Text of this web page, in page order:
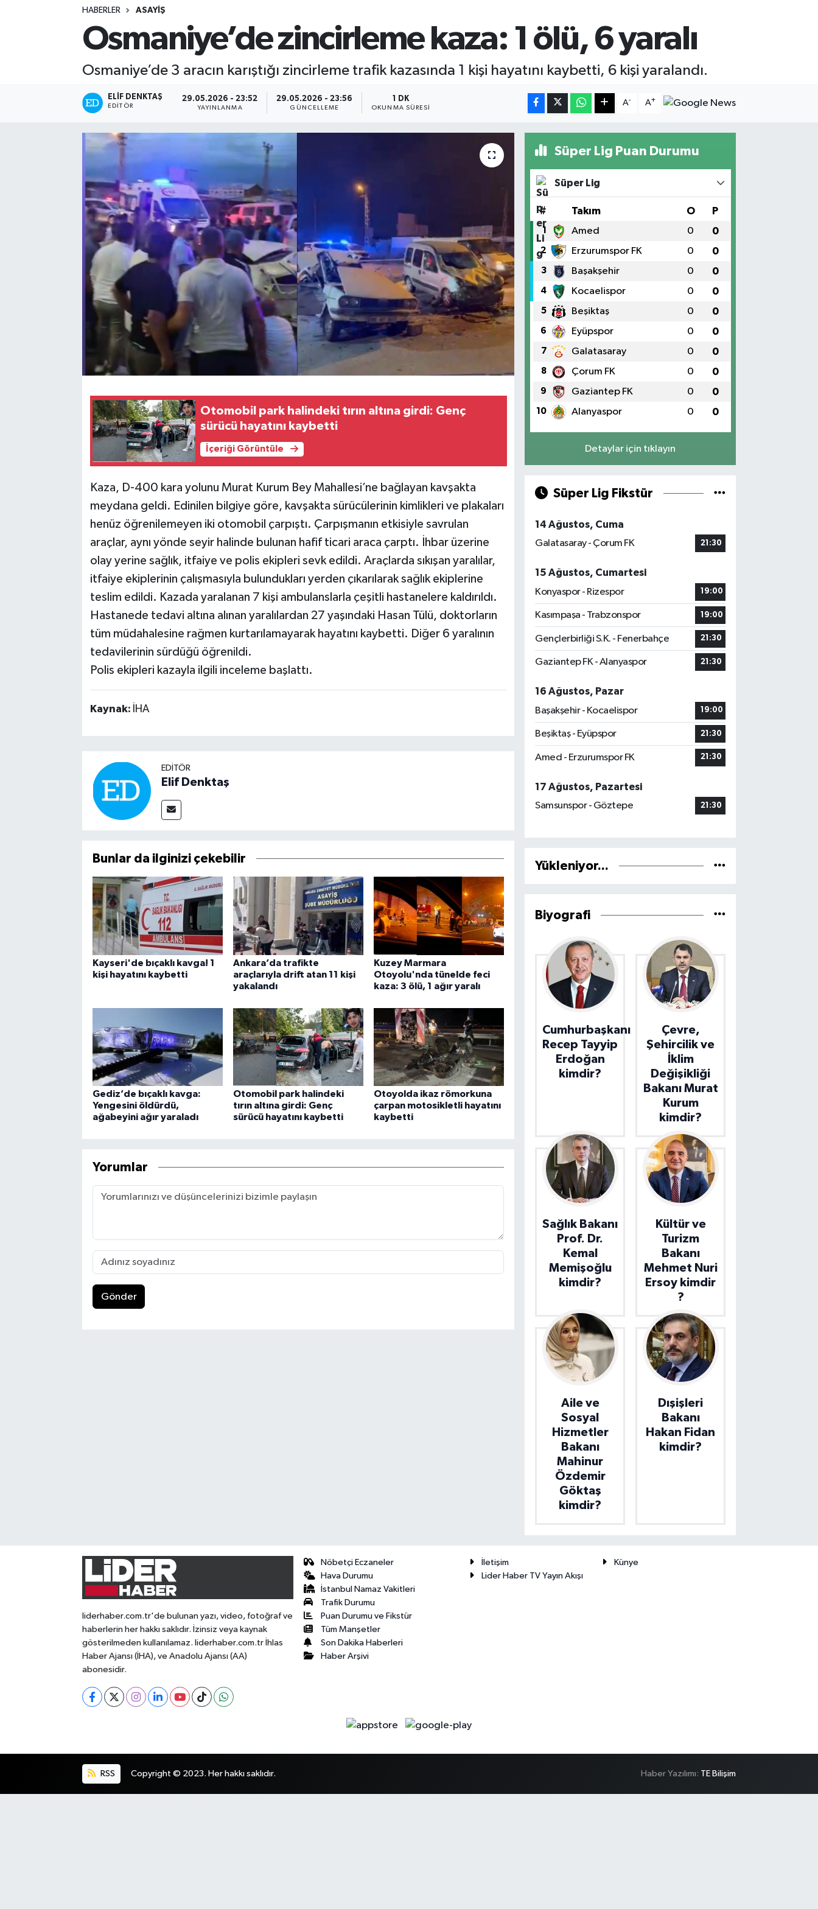
HABERLER ASAYIŞ
Osmaniye’de zincirleme kaza: 1 ölü, 6 yaralı
Osmaniye’de 3 aracın karıştığı zincirleme trafik kazasında 1 kişi hayatını kaybetti, 6 kişi yaralandı.
ELIF DENKTAŞ
EDITÖR
29.05.2026 - 23:52
YAYINLANMA
29.05.2026 - 23:56
GÜNCELLEME
1 DK
OKUNMA SÜRESI
A- A+
Otomobil park halindeki tırın altına girdi: Genç
sürücü hayatını kaybetti
İçeriği Görüntüle
Kaza, D-400 kara yolunu Murat Kurum Bey Mahallesi’ne bağlayan kavşakta
meydana geldi. Edinilen bilgiye göre, kavşakta sürücülerinin kimlikleri ve plakaları
henüz öğrenilemeyen iki otomobil çarpıştı. Çarpışmanın etkisiyle savrulan
araçlar, aynı yönde seyir halinde bulunan hafif ticari araca çarptı. İhbar üzerine
olay yerine sağlık, itfaiye ve polis ekipleri sevk edildi. Araçlarda sıkışan yaralılar,
itfaiye ekiplerinin çalışmasıyla bulundukları yerden çıkarılarak sağlık ekiplerine
teslim edildi. Kazada yaralanan 7 kişi ambulanslarla çeşitli hastanelere kaldırıldı.
Hastanede tedavi altına alınan yaralılardan 27 yaşındaki Hasan Tülü, doktorların
tüm müdahalesine rağmen kurtarılamayarak hayatını kaybetti. Diğer 6 yaralının
tedavilerinin sürdüğü öğrenildi.
Polis ekipleri kazayla ilgili inceleme başlattı.
Kaynak: İHA
EDITÖR
Elif Denktaş
Bunlar da ilginizi çekebilir
Kayseri'de bıçaklı kavga! 1
kişi hayatını kaybetti
Ankara’da trafikte
araçlarıyla drift atan 11 kişi
yakalandı
Kuzey Marmara
Otoyolu'nda tünelde feci
kaza: 3 ölü, 1 ağır yaralı
Gediz’de bıçaklı kavga:
Yengesini öldürdü,
ağabeyini ağır yaraladı
Otomobil park halindeki
tırın altına girdi: Genç
sürücü hayatını kaybetti
Otoyolda ikaz römorkuna
çarpan motosikletli hayatını
kaybetti
Yorumlar
Gönder
Süper Lig Puan Durumu
Süper Lig
# Takım O P
1 Amed 0 0
2 Erzurumspor FK 0 0
3 Başakşehir 0 0
4 Kocaelispor 0 0
5 Beşiktaş 0 0
6 Eyüpspor 0 0
7 Galatasaray 0 0
8 Çorum FK 0 0
9 Gaziantep FK 0 0
10 Alanyaspor 0 0
Detaylar için tıklayın
Süper Lig Fikstür
14 Ağustos, Cuma
Galatasaray - Çorum FK
21:30
15 Ağustos, Cumartesi
Konyaspor - Rizespor
19:00
Kasımpaşa - Trabzonspor 19:00
Gençlerbirliği S.K. - Fenerbahçe 21:30
Gaziantep FK - Alanyaspor 21:30
16 Ağustos, Pazar
Başakşehir - Kocaelispor
19:00
Beşiktaş - Eyüpspor 21:30
Amed - Erzurumspor FK 21:30
17 Ağustos, Pazartesi
Samsunspor - Göztepe
21:30
Yükleniyor...
Biyografi
Cumhurbaşkanı
Recep Tayyip
Erdoğan
kimdir?
Çevre,
Şehircilik ve
İklim
Değişikliği
Bakanı Murat
Kurum
kimdir?
Sağlık Bakanı
Prof. Dr.
Kemal
Memişoğlu
kimdir?
Kültür ve
Turizm
Bakanı
Mehmet Nuri
Ersoy kimdir
?
Aile ve
Sosyal
Hizmetler
Bakanı
Mahinur
Özdemir
Göktaş
kimdir?
Dışişleri
Bakanı
Hakan Fidan
kimdir?
liderhaber.com.tr'de bulunan yazı, video, fotoğraf ve
haberlerin her hakkı saklıdır. İzinsiz veya kaynak
gösterilmeden kullanılamaz. liderhaber.com.tr İhlas
Haber Ajansı (İHA), ve Anadolu Ajansı (AA)
abonesidir.
Nöbetçi Eczaneler
Hava Durumu
İstanbul Namaz Vakitleri
Trafik Durumu
Puan Durumu ve Fikstür
Tüm Manşetler
Son Dakika Haberleri
Haber Arşivi
İletişim
Künye
Lider Haber TV Yayın Akışı
RSS Copyright © 2023. Her hakkı saklıdır. Haber Yazılımı: TE Bilişim
Kültür - Sanat